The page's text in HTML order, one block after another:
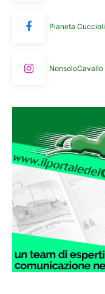
Pianeta Cuccioli
NonsoloCavallo